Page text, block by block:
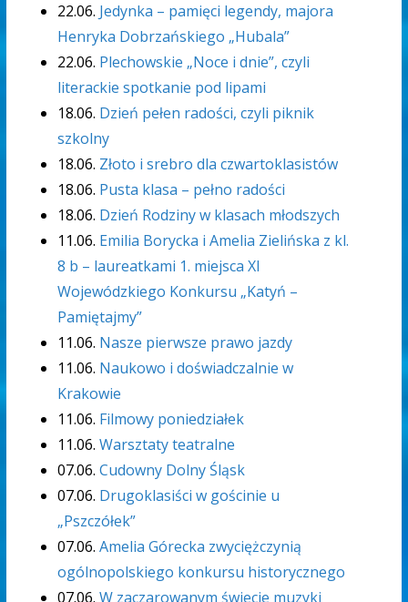
22.06. Jedynka – pamięci legendy, majora
Henryka Dobrzańskiego „Hubala”
22.06. Plechowskie „Noce i dnie”, czyli
literackie spotkanie pod lipami
18.06. Dzień pełen radości, czyli piknik
szkolny
18.06. Złoto i srebro dla czwartoklasistów
18.06. Pusta klasa – pełno radości
18.06. Dzień Rodziny w klasach młodszych
11.06. Emilia Borycka i Amelia Zielińska z kl.
8 b – laureatkami 1. miejsca XI
Wojewódzkiego Konkursu „Katyń –
Pamiętajmy”
11.06. Nasze pierwsze prawo jazdy
11.06. Naukowo i doświadczalnie w
Krakowie
11.06. Filmowy poniedziałek
11.06. Warsztaty teatralne
07.06. Cudowny Dolny Śląsk
07.06. Drugoklasiści w gościnie u
„Pszczółek”
07.06. Amelia Górecka zwyciężczynią
ogólnopolskiego konkursu historycznego
07.06. W zaczarowanym świecie muzyki